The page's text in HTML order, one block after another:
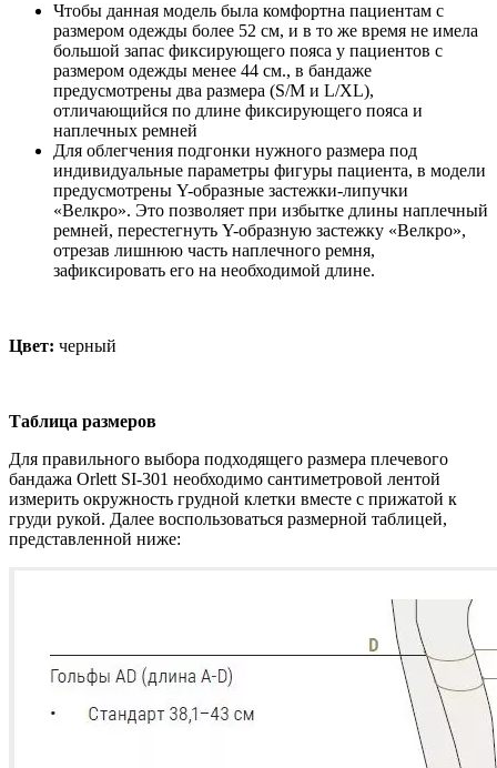
Чтобы данная модель была комфортна пациентам с
размером одежды более 52 см, и в то же время не имела
большой запас фиксирующего пояса у пациентов с
размером одежды менее 44 см., в бандаже
предусмотрены два размера (S/M и L/XL),
отличающийся по длине фиксирующего пояса и
наплечных ремней
Для облегчения подгонки нужного размера под
индивидуальные параметры фигуры пациента, в модели
предусмотрены Y-образные застежки-липучки
«Велкро». Это позволяет при избытке длины наплечный
ремней, перестегнуть Y-образную застежку «Велкро»,
отрезав лишнюю часть наплечного ремня,
зафиксировать его на необходимой длине.
Цвет: черный
Таблица размеров
Для правильного выбора подходящего размера плечевого
бандажа Orlett SI-301 необходимо сантиметровой лентой
измерить окружность грудной клетки вместе с прижатой к
груди рукой. Далее воспользоваться размерной таблицей,
представленной ниже: